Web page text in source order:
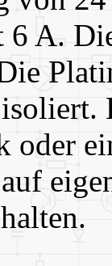
6 A.
oder